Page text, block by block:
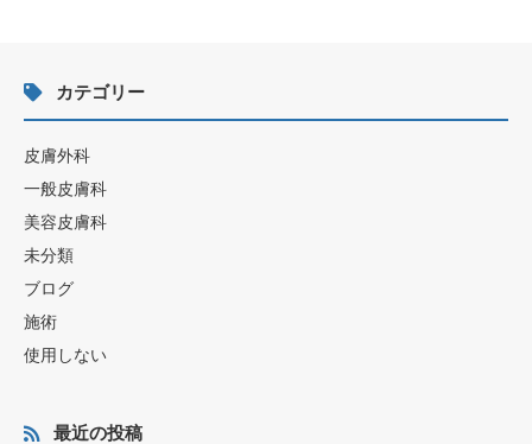
カテゴリー
皮膚外科
一般皮膚科
美容皮膚科
未分類
ブログ
施術
使用しない
最近の投稿